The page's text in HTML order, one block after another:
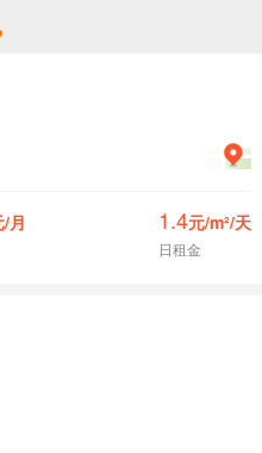
/月 1.4元/m²/天
日租金